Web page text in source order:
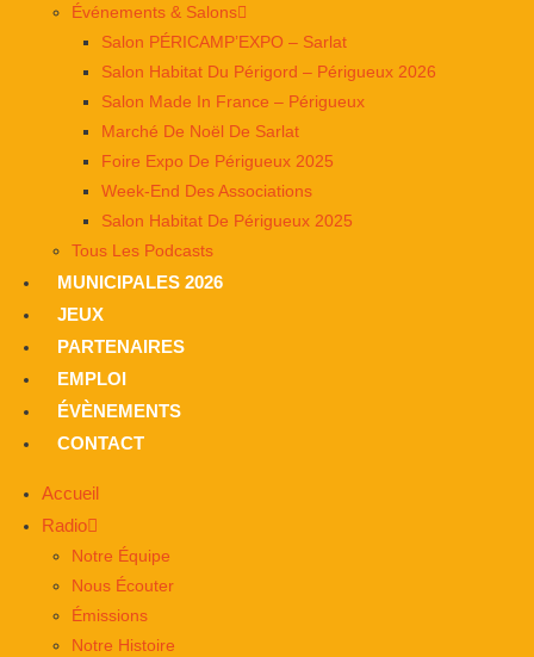
Événements & Salons
Salon PÉRICAMP’EXPO – Sarlat
Salon Habitat Du Périgord – Périgueux 2026
Salon Made In France – Périgueux
Marché De Noël De Sarlat
Foire Expo De Périgueux 2025
Week-End Des Associations
Salon Habitat De Périgueux 2025
Tous Les Podcasts
MUNICIPALES 2026
JEUX
PARTENAIRES
EMPLOI
ÉVÈNEMENTS
CONTACT
Accueil
Radio
Notre Équipe
Nous Écouter
Émissions
Notre Histoire